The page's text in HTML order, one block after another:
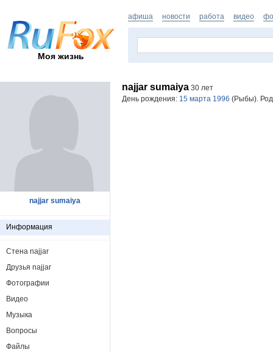
Моя жизнь
афиша новости работа видео
najjar sumaiya 30 лет
День рождения: 15 марта 1996 (Рыбы).
najjar sumaiya
Информация
Стена najjar
Друзья najjar
Фотографии
Видео
Музыка
Вопросы
Файлы